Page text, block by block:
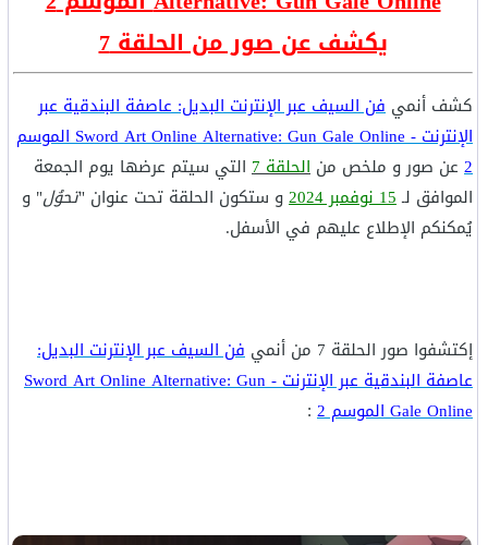
يكشف عن صور من الحلقة 7
كشف أنمي فن السيف عبر الإنترنت البديل: عاصفة البندقية عبر
الإنترنت - Sword Art Online Alternative: Gun Gale Online الموسم
2 عن صور و ملخص من الحلقة 7 التي سيتم عرضها يوم الجمعة
الموافق لـ15 نوفمبر 2024 و ستكون الحلقة تحت عنوان "تحوُل" و
يُمكنكم الإطلاع عليهم في الأسفل.
إكتشفوا صور الحلقة 7 من أنمي
فن السيف عبر الإنترنت البديل:
عاصفة البندقية عبر الإنترنت - Sword Art Online Alternative: Gun
Gale Online الموسم 2
: